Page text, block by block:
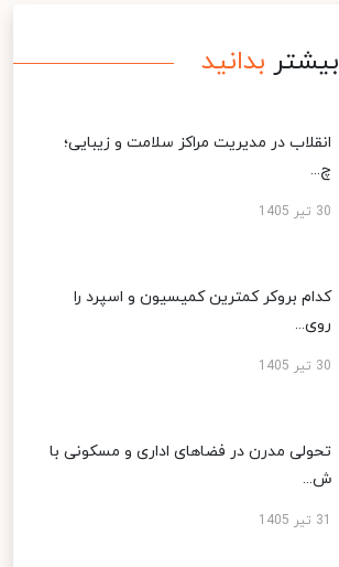
بیشتر بدانید
انقلاب در مدیریت مراکز سلامت و زیبایی؛
چ...
30 تیر 1405
کدام بروکر کمترین کمیسیون و اسپرد را
روی...
30 تیر 1405
تحولی مدرن در فضاهای اداری و مسکونی با
ش...